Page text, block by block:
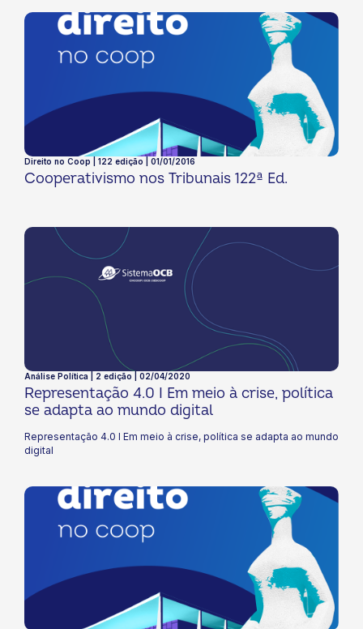
Direito no Coop | 122 edição | 01/01/2016
Cooperativismo nos Tribunais 122ª Ed.
Análise Política | 2 edição | 02/04/2020
Representação 4.0 I Em meio à crise, política
se adapta ao mundo digital
Representação 4.0 I Em meio à crise, política se adapta ao mundo
digital